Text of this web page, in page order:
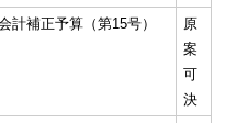
計補正予算（第15号）
原
案
可
決